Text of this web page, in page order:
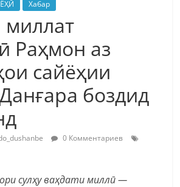
Хабар
Раҳмон аз
сайёҳии
боздид
0 Комментариев
сулҳу ваҳдати миллӣ —